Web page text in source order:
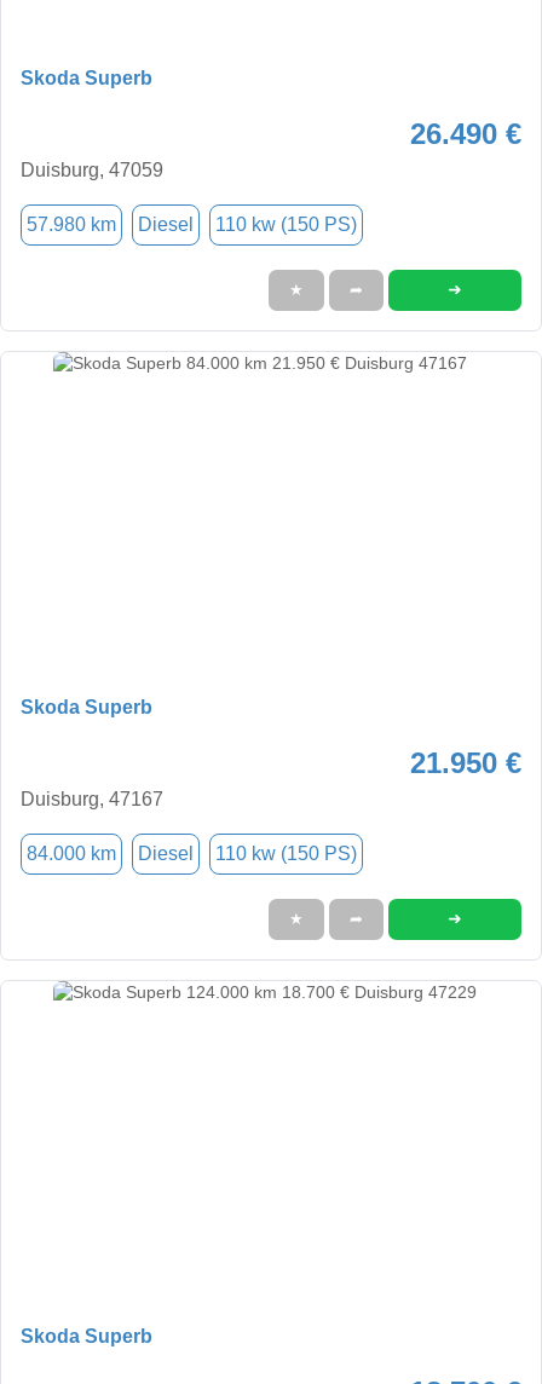
Skoda Superb
26.490 €
Duisburg, 47059
57.980 km Diesel 110 kw (150 PS)
★ ➦ ➜
Skoda Superb
21.950 €
Duisburg, 47167
84.000 km Diesel 110 kw (150 PS)
★ ➦ ➜
Skoda Superb